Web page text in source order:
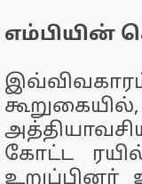
எம்பியின்
கோட்ட
உறுப்பினர்